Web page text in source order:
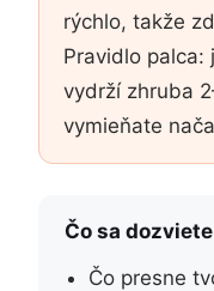
rýchlo, takže
Pravidlo
vydrží zhruba
vymieňate
Čo sa dozviete
Čo presne